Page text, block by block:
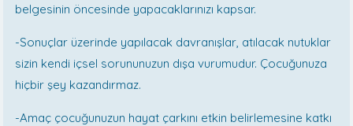
belgesinin öncesinde yapacaklarınızı kapsar.
-Sonuçlar üzerinde yapılacak davranışlar, atılacak nutuklar
sizin kendi içsel sorununuzun dışa vurumudur. Çocuğunuza
hiçbir şey kazandırmaz.
-Amaç çocuğunuzun hayat çarkını etkin belirlemesine katkı